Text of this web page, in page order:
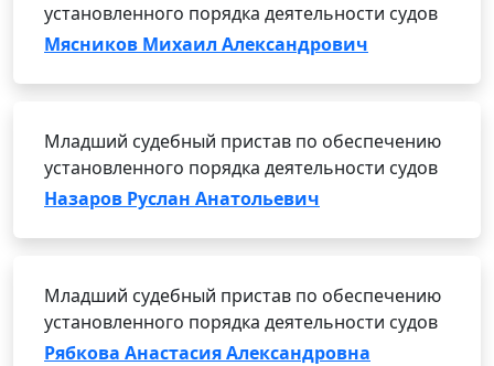
установленного порядка деятельности судов
Мясников Михаил Александрович
Младший судебный пристав по обеспечению
установленного порядка деятельности судов
Назаров Руслан Анатольевич
Младший судебный пристав по обеспечению
установленного порядка деятельности судов
Рябкова Анастасия Александровна